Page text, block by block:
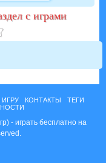
с играми
ИГРУ КОНТАКТЫ
ТЕГИ
- играть бесплатно на